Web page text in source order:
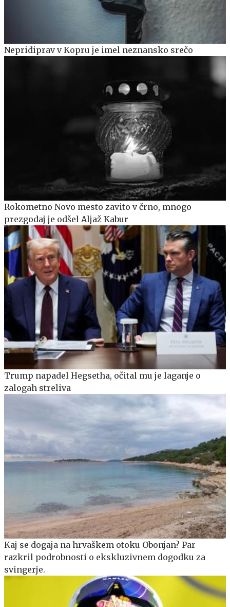
Nepridiprav v Kopru je imel neznansko srečo
Rokometno Novo mesto zavito v črno, mnogo
prezgodaj je odšel Aljaž Kabur
Trump napadel Hegsetha, očital mu je laganje o
zalogah streliva
Kaj se dogaja na hrvaškem otoku Obonjan? Par
razkril podrobnosti o ekskluzivnem dogodku za
svingerje.